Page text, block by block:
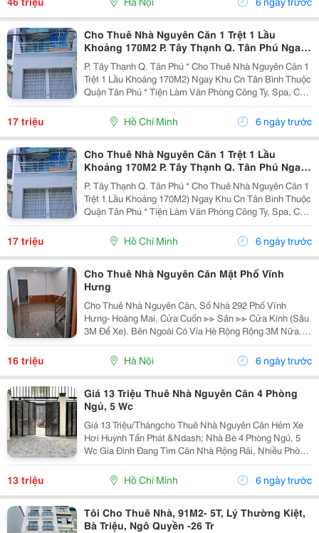
Cho Thuê Nhà Nguyên Căn 1 Trệt 1 Lầu
Khoảng 170M2 P. Tây Thạnh Q. Tân Phú Ngay
Khu Cn Tân Bình Thuộc Quận Tân Phú
P. Tây Thạnh Q. Tân Phú * Cho Thuê Nhà Nguyên Căn 1
Trệt 1 Lầu Khoảng 170M2) Ngay Khu Cn Tân Bình Thuộc
Quận Tân Phú * Tiện Làm Văn Phòng Công Ty, Spa, Cửa
Hàng Đại Diện Hoặc Bán Hàng Online Các Mặt Hàng
Sạch Sẽ *Nhà Ngay Mặt Tiền Đường Rộng...
17 triệu Hồ Chí Minh 6 ngày trước
Cho Thuê Nhà Nguyên Căn 1 Trệt 1 Lầu
Khoảng 170M2 P. Tây Thạnh Q. Tân Phú Ngay
Khu Cn Tân Bình Thuộc Quận Tân Phú
P. Tây Thạnh Q. Tân Phú * Cho Thuê Nhà Nguyên Căn 1
Trệt 1 Lầu Khoảng 170M2) Ngay Khu Cn Tân Bình Thuộc
Quận Tân Phú * Tiện Làm Văn Phòng Công Ty, Spa, Cửa
Hàng Đại Diện Hoặc Bán Hàng Online Các Mặt Hàng
Sạch Sẽ *Nhà Ngay Mặt Tiền Đường Rộng...
17 triệu Hồ Chí Minh 6 ngày trước
Cho Thuê Nhà Nguyên Căn Mặt Phố Vĩnh
Hưng
Cho Thuê Nhà Nguyên Căn, Số Nhà 292 Phố Vĩnh
Hưng- Hoàng Mai, Cửa Cuốn ≫≫ Sân ≫≫ Cửa Kính (Sâu
3M Để Xe). Bên Ngoài Có Vỉa Hè Rộng Rộng 3M Nữa.
Mặt Bằng Sàn ~ 100M2 Vừa Ở Vừa Kinh Doanh. Nhà 2
Tầng. Mỗi Tầng 1 Nhà Vệ Sinh. Đã Có Đầy Đủ...
16 triệu Hà Nội 6 ngày trước
Giá 13 Triệu Thuê Nhà Nguyên Căn 4 Phòng
Ngủ, 5 Wc
Giá 13 Triệu/Thángcho Thuê Nhà Nguyên Căn Hẻm Xe
Hơi Huỳnh Tấn Phát &Ndash; Nhà Bè 4 Phòng Ngủ, 5
Wc Gia Đình Đang Tìm Căn Nhà Rộng Rãi, Nhiều Phòng
Ngủ, Ô Tô Ra Vào Thuận Tiện Và Dễ Dàng Di Chuyển
Sang Quận 7 &Ndash; Phú Mỹ Hưng Có Thể Tham
Khảo...
13 triệu Hồ Chí Minh 6 ngày trước
Tôi Cho Thuê Nhà, 91M2- 5T, Lý Thường Kiệt,
Bà Triệu, Ngô Quyền -26 Tr